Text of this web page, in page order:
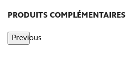
PRODUITS COMPLÉMENTAIRES
Previous